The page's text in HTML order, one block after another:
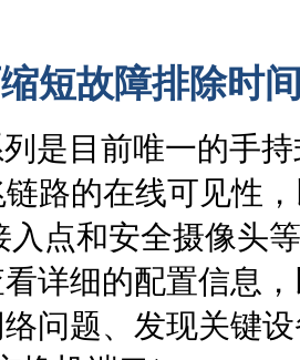
短故障排除时
是目前唯一的手
路的在线可见性
入点和安全摄像头
详细的配置信息
问题、发现关键